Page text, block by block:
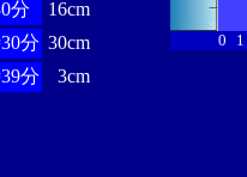
分
16cm
分 30cm
分
3cm
0 1